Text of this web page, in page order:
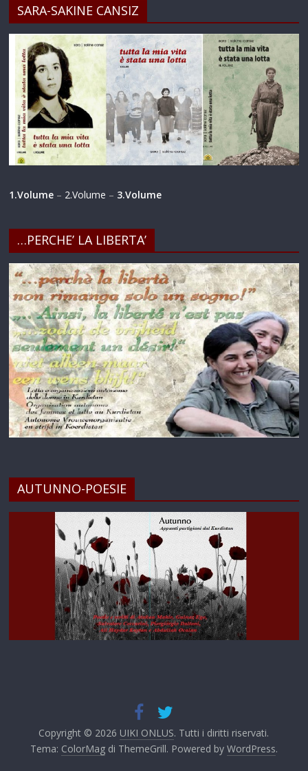
SARA-SAKINE CANSIZ
1.Volume – 2.Volume – 3.Volume
…PERCHE’ LA LIBERTA’
AUTUNNO-POESIE
Copyright © 2026 UIKI ONLUS. Tutti i diritti riservati.
Tema: ColorMagdi ThemeGrill. Powered by WordPress.